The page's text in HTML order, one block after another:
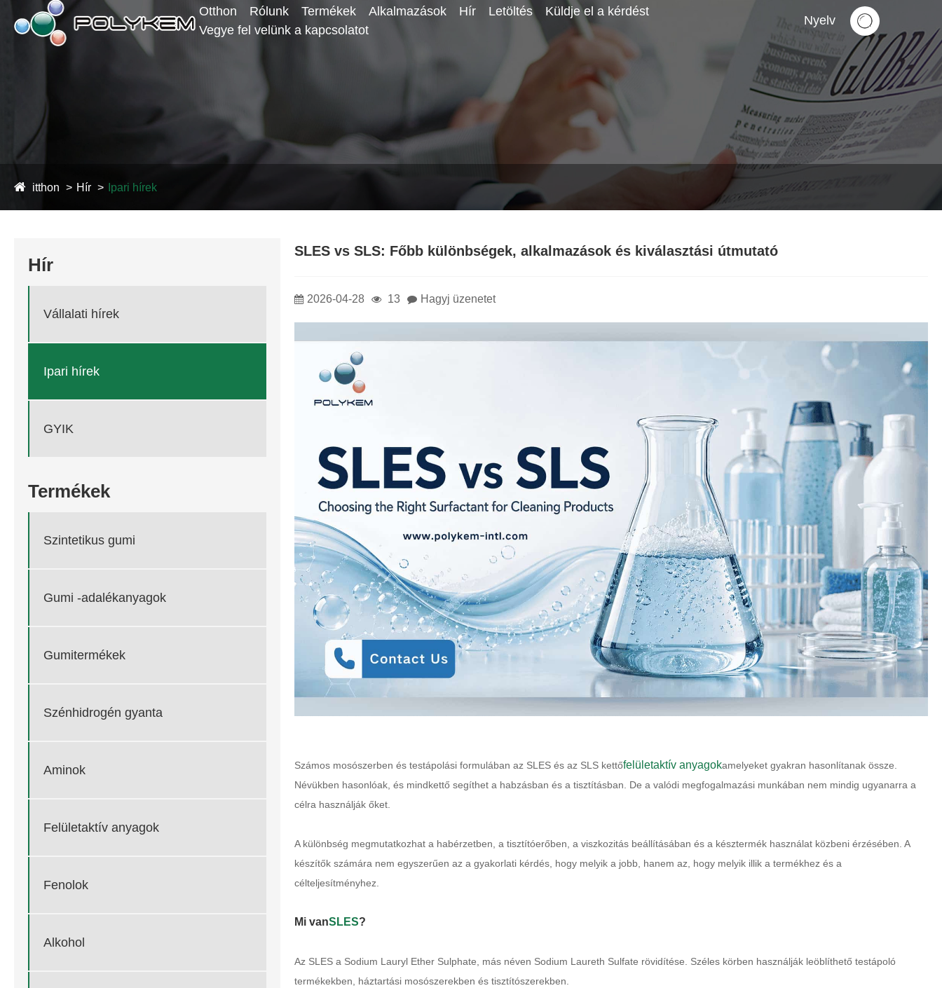
Otthon Rólunk Termékek Alkalmazások Hír Letöltés
Küldje el a kérdést
Vegye fel velünk a kapcsolatot
Nyelv
itthon Hír Ipari hírek
Hír
Vállalati hírek
Ipari hírek
GYIK
Termékek
Szintetikus gumi
Gumi -adalékanyagok
Gumitermékek
Szénhidrogén gyanta
Aminok
Felületaktív anyagok
Fenolok
Alkohol
SLES vs SLS: Főbb különbségek, alkalmazások és kiválasztási útmutató
2026-04-28 13 Hagyj üzenetet
Számos mosószerben és testápolási formulában az SLES és az SLS kettőfelületaktív anyagokamelyeket gyakran hasonlítanak össze.
Névükben hasonlóak, és mindkettő segíthet a habzásban és a tisztításban. De a valódi megfogalmazási munkában nem mindig ugyanarra a
célra használják őket.
A különbség megmutatkozhat a habérzetben, a tisztítóerőben, a viszkozitás beállításában és a késztermék használat közbeni érzésében. A
készítők számára nem egyszerűen az a gyakorlati kérdés, hogy melyik a jobb, hanem az, hogy melyik illik a termékhez és a
célteljesítményhez.
Mi vanSLES?
Az SLES a Sodium Lauryl Ether Sulphate, más néven Sodium Laureth Sulfate rövidítése. Széles körben használják leöblíthető testápoló
termékekben, háztartási mosószerekben és tisztítószerekben.